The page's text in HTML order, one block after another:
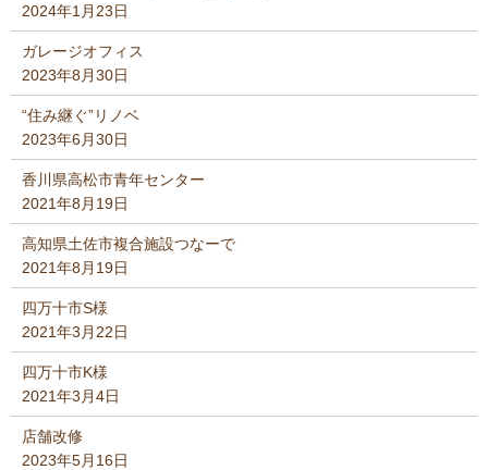
2024年1月23日
ガレージオフィス
2023年8月30日
“住み継ぐ”リノベ
2023年6月30日
香川県高松市青年センター
2021年8月19日
高知県土佐市複合施設つなーで
2021年8月19日
四万十市S様
2021年3月22日
四万十市K様
2021年3月4日
店舗改修
2023年5月16日